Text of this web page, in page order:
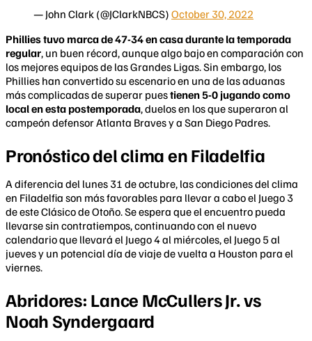
— John Clark (@JClarkNBCS) October 30, 2022
Phillies tuvo marca de 47-34 en casa durante la temporada
regular, un buen récord, aunque algo bajo en comparación con
los mejores equipos de las Grandes Ligas. Sin embargo, los
Phillies han convertido su escenario en una de las aduanas
más complicadas de superar puestienen 5-0 jugando como
localen esta postemporada, duelos en los que superaron al
campeón defensor Atlanta Braves y a San Diego Padres.
Pronóstico del clima en Filadelfia
A diferencia del lunes 31 de octubre, las condiciones del clima
en Filadelfia son más favorables para llevar a cabo el Juego 3
de este Clásico de Otoño. Se espera que el encuentro pueda
llevarse sin contratiempos, continuando con el nuevo
calendario que llevará el Juego 4 al miércoles, el Juego 5 al
jueves y un potencial día de viaje de vuelta a Houston para el
viernes.
Abridores: Lance McCullers Jr. vs
Noah Syndergaard